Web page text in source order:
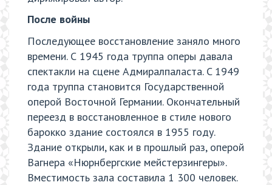
После войны
Последующее восстановление заняло много
времени. С 1945 года труппа оперы давала
спектакли на сцене Адмиралпаласта. C 1949
года труппа становится Государственной
оперой Восточной Германии. Окончательный
переезд в восстановленное в стиле нового
барокко здание состоялся в 1955 году.
Здание открыли, как и в прошлый раз, оперой
Вагнера «Нюрнбергские мейстерзингеры».
Вместимость зала составила 1 300 человек.